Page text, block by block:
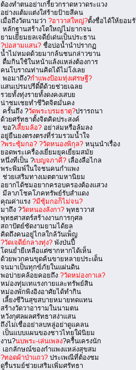
ต้องทำตนอย่าเกรี้ยวกราดหวาดระแวง
อย่างแต้มแต่งใส่ร้ายป้ายสีคน
เมื่อถึงวัดนามว่า ?อาวาสใหญ่?ตั้งชื่อได้ให้ยอม
หลักฐานสร้างโตใหญ่ไม่ยากจน
ยามเยี่ยมยลเจดีย์เด่นเป็นประธาน
?บ่อสามแสน? ชื่อบ่อน้ำนำปรากฏ
น้ำไม่หมดด้วยมากล้นชนกล่าวขาน
ดื่มกินใช้ในหน้าแล้งแหล่งต้องการ
คนโบราณท่านคิดได้ไม่โง่เลย
พอมาถึง?กำแพงป้อมทุ่งเศรษฐี?
แสนเปรมปรีดิ์ดีด้วยช่วยเฉลย
รวยทั้งทุ่งรายทั้งดงคงเสบย
น่าชมเชยทำชีวิตจิตมั่นคง
ครั้นถึง ?วัดพระบรมธาตุ?ปรารถนา
ด้วยศรัทธาตั้งจิตคิดประสงค์
ขอ?เสี้ยมล้อ? อย่าล่มหรือล้มลง
อยู่ยืนยงตรงตรงที่ร่วมรวมน้ำใจ
?พระซุ้มกอ? ?วัดหนองพิกุล? หนุนนำเรื่อง
ยอดพระเครื่องเยี่ยมยุคเยี่ยมสมัย
หนึ่งที่เป็น ?เบญจภาคี? เลื่องลือไกล
พระพิมพ์ในใจชนคนกำแพง
ช่วยเสริมทางเมตตามหานิยม
อยากได้ชมอยากครอบครองต้องแสวง
มีลาภโชคโภคทรัพย์รับสำแดง
คุณค่าแรง ?มีซุ้มกอก็ไม่จน?
มาถึง ?วัดหนองลังกา? พุทธาวาส
พุทธศาสตร์สร้างงานการกุศล
สถาปัตย์ชัดงามยามได้ยล
คิดถึงคนอยู่ไกลใกล้วันเพ็ญ
?วัดเจดีย์กลางทุ่ง? พังป่นปี้
โดนย่ำยีเหลือแต่ซากหากได้เห็น
ด้วยพวกคนขุดค้นขายหลายประเด็น
จนมาเป็นทุกข์ภัยในแผ่นดิน
พอบ่ายคล้อยคอยถึง ?วัดหม่องกาเล?
หม่องทุ่มเทแรงกายและทรัพย์สิน
หม่องพักพิงอิงอาศัยได้ทำกิน
เลี้ยงชีวินสุขสบายหมายทดแทน
สร้างวัดวาอารามในนามตน
หวังกุศลผลศรัทธาสง่าแสน
ถึงไม่เชื่ออย่าลบหลู่อย่าดูแคลน
เป็นแบบแผนของชาวไทยใฝ่นิยม
งาน?นบพระ-เล่นเพลง?ครื้นเครงนัก
เอกลักษณ์ของกำแพงแหล่งสุขสม
?ทอดผ้าป่าแถว? ประเพณีที่ต้องชม
ดูรื่นรมย์ช่วยเสริมเพิ่มศรัทธา